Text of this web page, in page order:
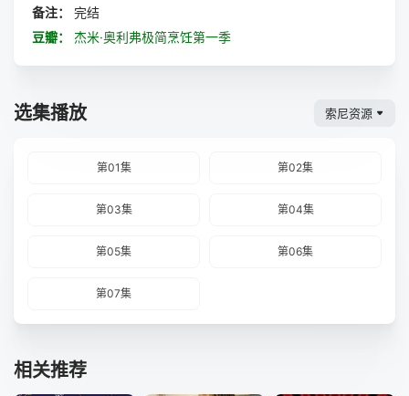
备注：
完结
豆瓣：
杰米·奥利弗极简烹饪第一季
选集播放 索尼资源
第01集 第02集
第03集 第04集
第05集 第06集
第07集
相关推荐